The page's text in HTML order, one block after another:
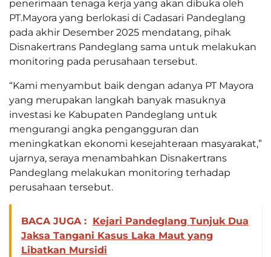
penerimaan tenaga kerja yang akan dibuka oleh
PT.Mayora yang berlokasi di Cadasari Pandeglang
pada akhir Desember 2025 mendatang, pihak
Disnakertrans Pandeglang sama untuk melakukan
monitoring pada perusahaan tersebut.
“Kami menyambut baik dengan adanya PT Mayora
yang merupakan langkah banyak masuknya
investasi ke Kabupaten Pandeglang untuk
mengurangi angka pengangguran dan
meningkatkan ekonomi kesejahteraan masyarakat,”
ujarnya, seraya menambahkan Disnakertrans
Pandeglang melakukan monitoring terhadap
perusahaan tersebut.
BACA JUGA : Kejari Pandeglang Tunjuk Dua
Jaksa Tangani Kasus Laka Maut yang
Libatkan Mursidi